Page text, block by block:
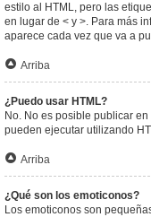
estilo al HTML, pero las
en lugar de < y >. Para más
aparece cada vez que va a
Arriba
¿Puedo usar HTML?
No. No es posible publicar
pueden ejecutar utilizando
Arriba
¿Qué son los emoticonos?
Los emoticonos son